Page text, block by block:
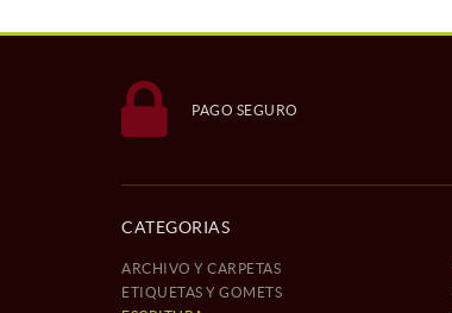
PAGO SEGURO
CATEGORIAS
ARCHIVO Y CARPETAS
ETIQUETAS Y GOMETS